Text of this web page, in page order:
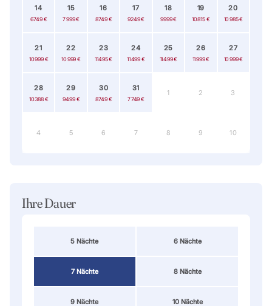
14
6 749 €
15
7 999 €
16
8 749 €
17
9 249 €
18
9 999 €
19
10 815 €
20
10 985 €
21
10 999 €
22
10 999 €
23
11 495 €
24
11 499 €
25
11 499 €
26
11 999 €
27
10 999 €
28
10 388 €
29
9 499 €
30
8 749 €
31
7 749 €
1 2 3
4 5 6 7 8 9 10
Ihre Dauer
5 Nächte 6 Nächte
7 Nächte 8 Nächte
9 Nächte 10 Nächte